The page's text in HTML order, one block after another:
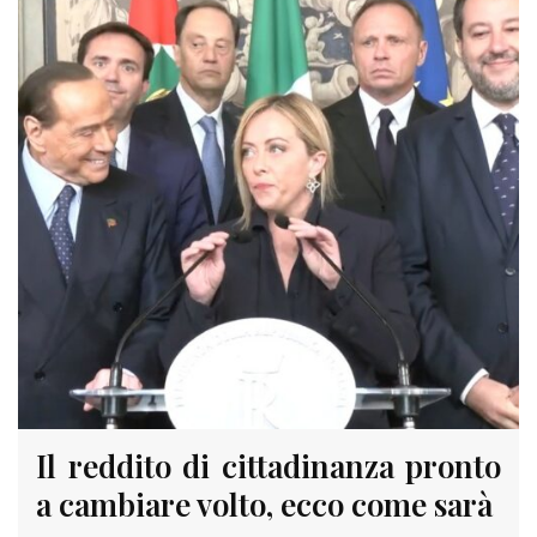
Il reddito di cittadinanza pronto
a cambiare volto, ecco come sarà